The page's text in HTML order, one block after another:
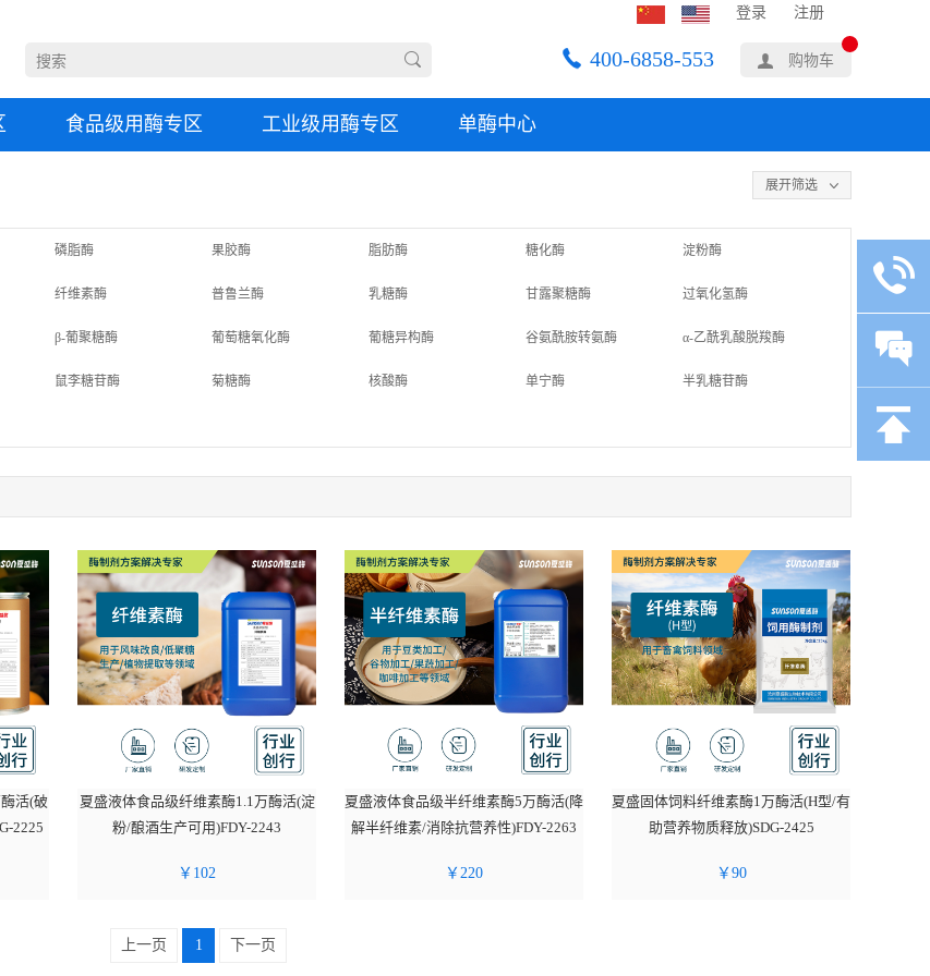
购物车
400-6858-553
登录 注册
食品级用酶专区 工业级用酶专区 单酶中心
展开筛选
磷脂酶 果胶酶 脂肪酶 糖化酶 淀粉酶
纤维素酶 普鲁兰酶 乳糖酶 甘露聚糖酶 过氧化氢酶
β-葡聚糖酶 葡萄糖氧化酶 葡糖异构酶 谷氨酰胺转氨酶 α-乙酰乳酸脱羧酶
鼠李糖苷酶 菊糖酶 核酸酶 单宁酶 半乳糖苷酶
活(破
2225
夏盛液体食品级纤维素酶1.1万酶活(淀
粉/酿酒生产可用)FDY-2243
￥ 102
夏盛液体食品级半纤维素酶5万酶活(降
解半纤维素/消除抗营养性)FDY-2263
￥ 220
夏盛固体饲料纤维素酶1万酶活(H型/有
助营养物质释放)SDG-2425
￥ 90
上一页 1 下一页